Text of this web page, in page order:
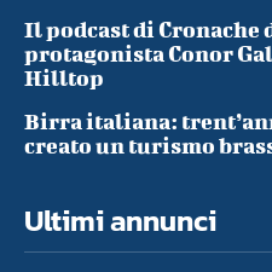
Il podcast di
protagonista Conor
Hilltop
Birra italiana:
creato un turismo
Ultimi annunci